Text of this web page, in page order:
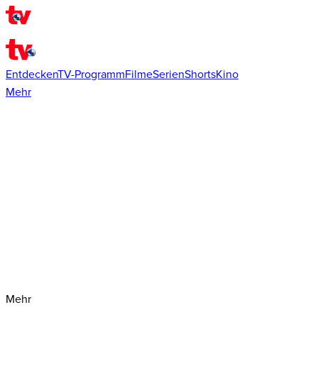
EntdeckenTV-ProgrammFilmeSerienShortsKino
Mehr
Mehr